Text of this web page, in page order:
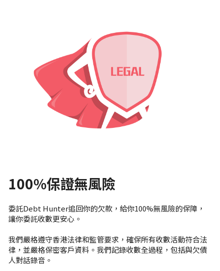
100%保證無風險
委託Debt Hunter追回你的欠款，給你100%無風險的保障，
讓你委託收數更安心。
我們嚴格遵守香港法律和監管要求，確保所有收數活動符合法
律，並嚴格保密客戶資料。我們記錄收數全過程，包括與欠債
人對話錄音。